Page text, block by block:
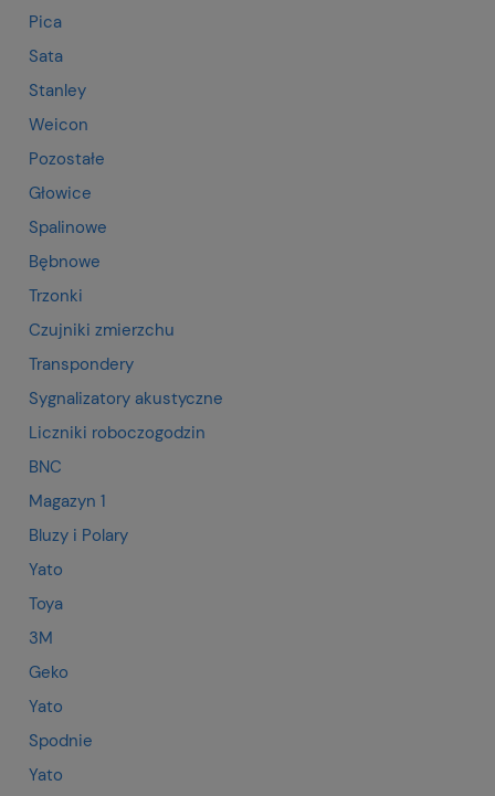
Pica
Sata
Stanley
Weicon
Pozostałe
Głowice
Spalinowe
Bębnowe
Trzonki
Czujniki zmierzchu
Transpondery
Sygnalizatory akustyczne
Liczniki roboczogodzin
BNC
Magazyn 1
Bluzy i Polary
Yato
Toya
3M
Geko
Yato
Spodnie
Yato